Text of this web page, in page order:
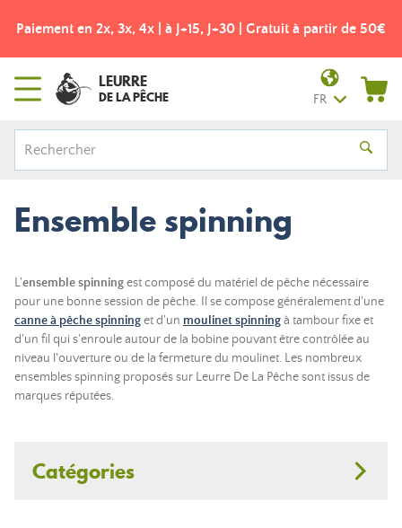
Paiement en 2x, 3x, 4x | à J+15, J+30 | Gratuit à partir de 50€
LEURRE
DE LA PÊCHE FR
Ensemble spinning
L'ensemble spinningest composé du matériel de pêche nécessaire
pour une bonne session de pêche. Il se compose généralement d'une
canne à pêche spinninget d'un moulinet spinningà tambour fixe et
d'un fil qui s'enroule autour de la bobine pouvant être contrôlée au
niveau l'ouverture ou de la fermeture du moulinet. Les nombreux
ensembles spinning proposés sur Leurre De La Pêche sont issus de
marques réputées.
Catégories